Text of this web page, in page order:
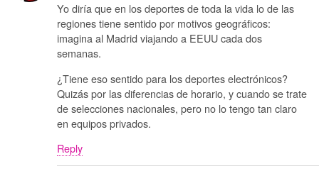
Yo diría que en los deportes de toda la vida lo de las
regiones tiene sentido por motivos geográficos:
imagina al Madrid viajando a EEUU cada dos
semanas.
¿Tiene eso sentido para los deportes electrónicos?
Quizás por las diferencias de horario, y cuando se trate
de selecciones nacionales, pero no lo tengo tan claro
en equipos privados.
Reply